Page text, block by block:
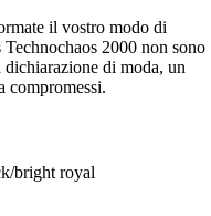
il vostro modo di
2000 non sono
dichiarazione di moda, un
compromessi.
bright royal